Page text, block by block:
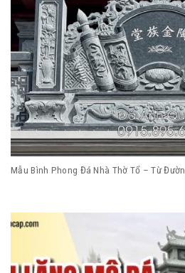
Mẫu Bình Phong Đá Nhà Thờ Tổ – Từ